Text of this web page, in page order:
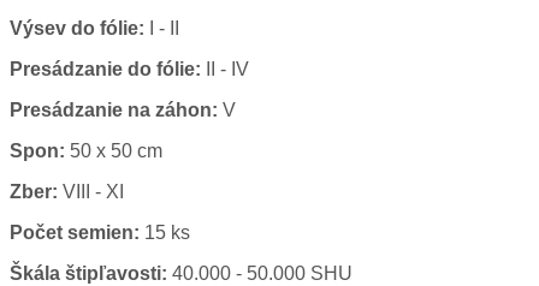
Výsev do fólie: I - II
Presádzanie do fólie: II - IV
Presádzanie na záhon: V
Spon: 50 x 50 cm
Zber: VIII - XI
Počet semien: 15 ks
Škála štipľavosti: 40.000 - 50.000 SHU